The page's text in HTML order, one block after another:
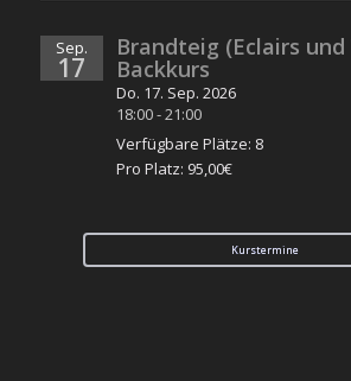
Sep.
17
Brandteig (Eclairs
Backkurs
Do. 17. Sep. 2026
18:00-21:00
Verfügbare Plätze: 8
Pro Platz: 95,00€
Kurstermine